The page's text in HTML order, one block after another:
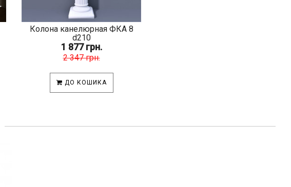
Колона канелюрная ФКА 8
d210
1 877 грн.
2 347 грн.
ДО КОШИКА